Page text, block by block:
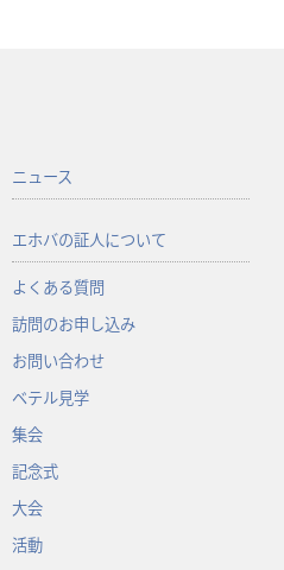
ニュース
エホバの証人について
よくある質問
訪問のお申し込み
お問い合わせ
ベテル見学
集会
記念式
大会
活動